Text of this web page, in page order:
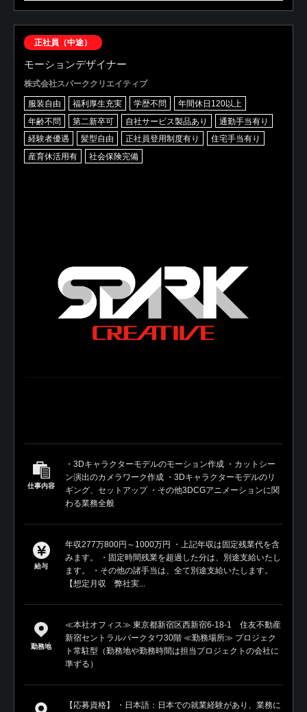
正社員（中途）
モーションデザイナー
株式会社スパーククリエイティブ
服装自由 福利厚生充実 学歴不問
年間休日120以上
年齢不問
第二新卒可 自社サービス製品あり
通勤手当有り
経験者優遇
髪型自由 正社員登用制度有り
住宅手当有り
産育休活用有
社会保険完備
仕事内容
・3Dキャラクターモデルのモーション作成 ・カットシー
ン演出のカメラワーク作成 ・3Dキャラクターモデルのリ
ギング、セットアップ ・その他3DCGアニメーションに関
わる業務全般
給与
年収277万800円～1000万円 ・上記年収は固定残業代を含
みます。 ・固定時間残業を超過した分は、別途支給いたし
ます。 ・その他の諸手当は、全て別途支給いたします。
【想定月収 弊社実...
勤務地
≪本社オフィス≫ 東京都新宿区西新宿6-18-1 住友不動産
新宿セントラルパークタワ30階 ≪勤務場所≫ プロジェク
ト常駐型（勤務地や勤務時間は担当プロジェクトの会社に
準ずる）
【応募資格】 ・日本語：日本での就業経験があり、業務に